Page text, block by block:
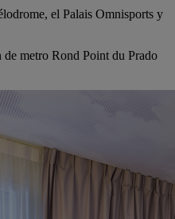
el Palais Omnisports y
metro Rond Point du Prado